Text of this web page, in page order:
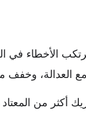
ترتكب الأخطاء
مع العدالة، وخفف
أكثر من